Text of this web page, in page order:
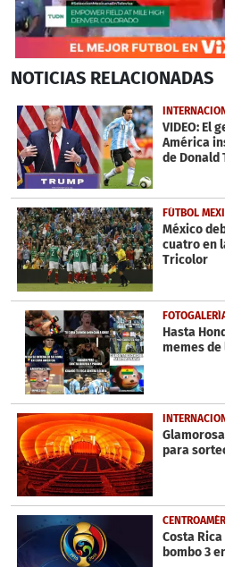
seconds
9
minutes,
35
seconds
NOTICIAS RELACIONADAS
VIDEO: El
América
de Donald
FÚTBOL
México
cuatro en
Tricolor
Hasta
memes de
para
Costa
bombo 3